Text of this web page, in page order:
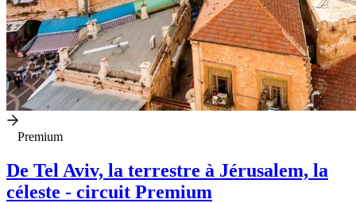
Premium
De Tel Aviv, la terrestre à Jérusalem, la
céleste - circuit Premium